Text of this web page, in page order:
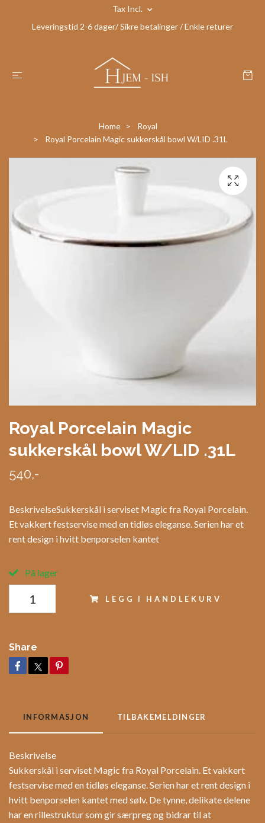
Tax Incl.
Leveringstid 2-6 dager/ Sikre betalinger / Enkle returer
Home
Royal
Royal Porcelain Magic sukkerskål bowl W/LID .31L
Royal Porcelain Magic
sukkerskål bowl W/LID .31L
540,-
BeskrivelseSukkerskål i serviset Magic fra Royal Porcelain.
Et vakkert festservise med en tidløs eleganse. Serien har et
rent design i hvitt benporselen kantet
På lager
LEGG I HANDLEKURV
Share
INFORMASJON TILBAKEMELDINGER
Beskrivelse
Sukkerskål i serviset Magic fra Royal Porcelain. Et vakkert
festservise med en tidløs eleganse. Serien har et rent design i
hvitt benporselen kantet med sølv. De tynne, delikate delene
har en rillestruktur som gir særpreg og bidrar til at